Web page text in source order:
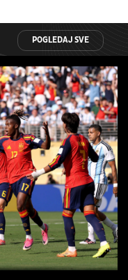
POGLEDAJ SVE